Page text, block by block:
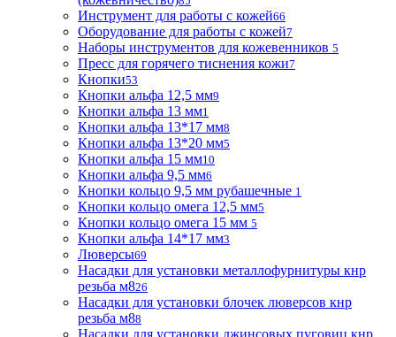
Инструмент для работы с кожей66
Оборудование для работы с кожей7
Наборы инструментов для кожевенников 5
Пресс для горячего тиснения кожи7
Кнопки53
Кнопки альфа 12,5 мм9
Кнопки альфа 13 мм1
Кнопки альфа 13*17 мм8
Кнопки альфа 13*20 мм5
Кнопки альфа 15 мм10
Кнопки альфа 9,5 мм6
Кнопки кольцо 9,5 мм рубашечные 1
Кнопки кольцо омега 12,5 мм5
Кнопки кольцо омега 15 мм 5
Кнопки альфа 14*17 мм3
Люверсы69
Насадки для установки металлофурнитуры кнр
резьба м826
Насадки для установки блочек люверсов кнр
резьба м88
Насадки для установки джинсовых пуговиц кнр